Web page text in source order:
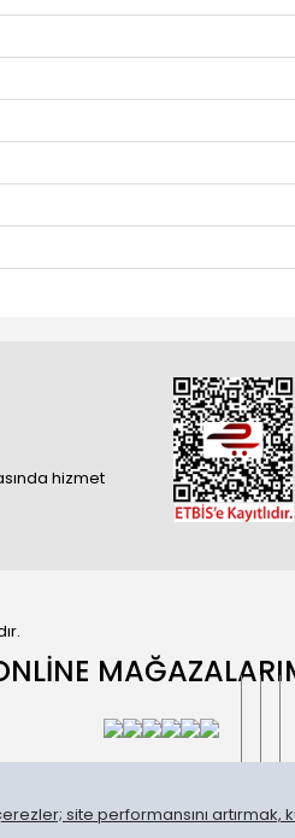
site performansını artırmak,
hizmet